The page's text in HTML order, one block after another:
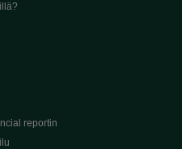
reportin